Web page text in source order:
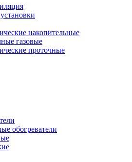
накопительные
газовые
проточные
обогреватели